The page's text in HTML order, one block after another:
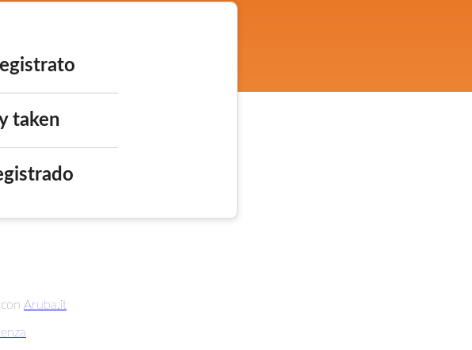
taken
Aruba.it